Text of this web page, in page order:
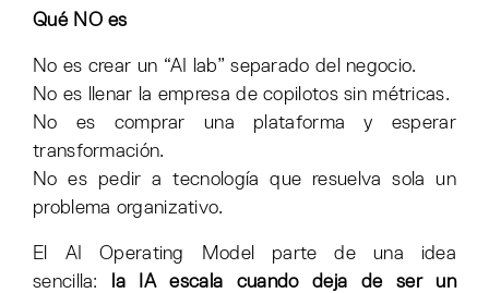
Qué NO es
No es crear un “AI lab” separado del negocio.
No es llenar la empresa de copilotos sin métricas.
No es comprar una plataforma y esperar
transformación.
No es pedir a tecnología que resuelva sola un
problema organizativo.
El AI Operating Model parte de una idea
sencilla:
la IA escala cuando deja de ser un